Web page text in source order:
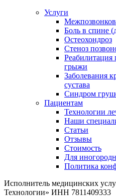
Услуги
Боль в спине
Остеохондроз
Стеноз
Реабилитация
грыжи
Заболевания
сустава
Синдром
Пациентам
Технологии
Наши
Статьи
Отзывы
Стоимость
Для
Политика
Исполнитель медицинских
Технологии» ИНН 7811409333